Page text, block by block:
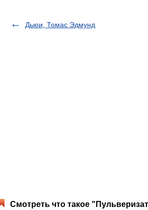
Дьюи, Томас Эдмунд
Смотреть что такое